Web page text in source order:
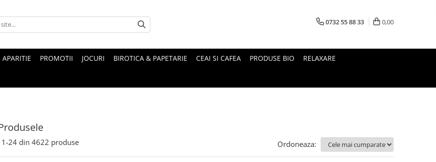
0732 55 88 33 0,00
PROMOTII JOCURI BIROTICA & PAPETARIE CEAI SI CAFEA PRODUSE BIO RELAXARE
1-24 din 4622 produse Ordoneaza: